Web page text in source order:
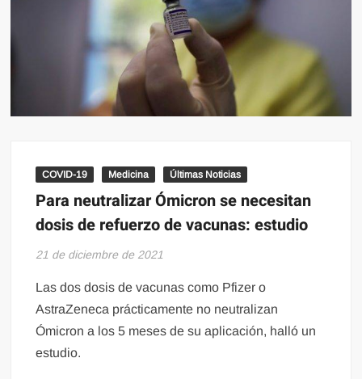
COVID-19 Medicina Últimas Noticias
Para neutralizar Ómicron se necesitan
dosis de refuerzo de vacunas: estudio
21 de diciembre de 2021
Las dos dosis de vacunas como Pfizer o
AstraZeneca prácticamente no neutralizan
Ómicron a los 5 meses de su aplicación, halló un
estudio.